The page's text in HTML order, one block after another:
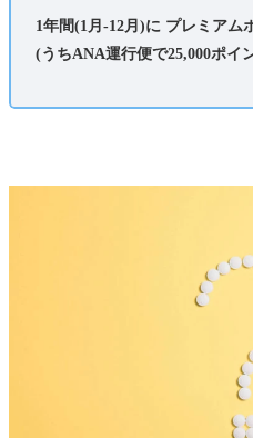
1年間(1月-12月)に プレミアム
(うちANA運行便で25,000ポイ